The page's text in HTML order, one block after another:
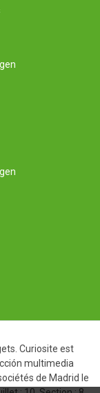
Curiosite est
multimedia
de Madrid le